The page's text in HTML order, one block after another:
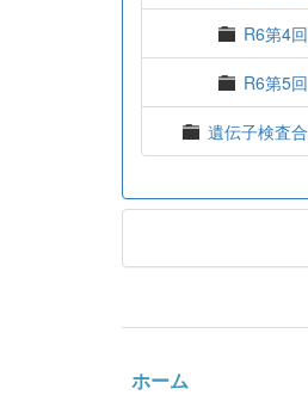
R6第4回血液検査研修会
R6第5回血液検査研修会
遺伝子検査合同研修会
ホーム